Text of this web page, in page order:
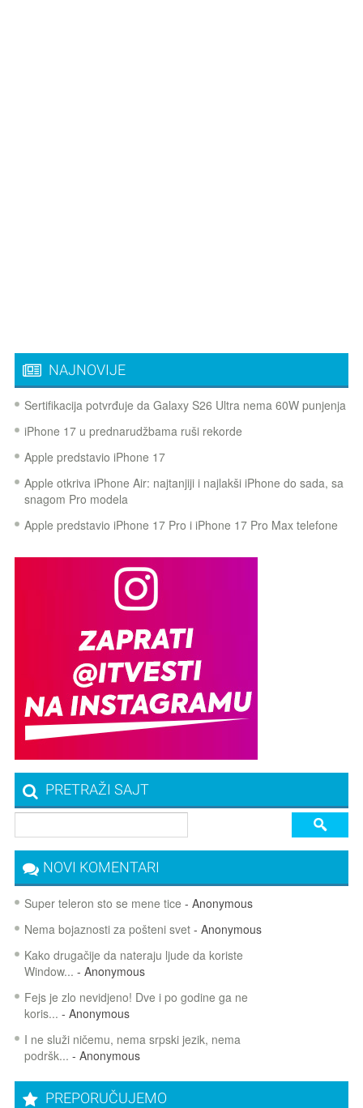
NAJNOVIJE
Sertifikacija potvrđuje da Galaxy S26 Ultra nema 60W punjenja
iPhone 17 u prednarudžbama ruši rekorde
Apple predstavio iPhone 17
Apple otkriva iPhone Air: najtanjiji i najlakši iPhone do sada, sa
snagom Pro modela
Apple predstavio iPhone 17 Pro i iPhone 17 Pro Max telefone
PRETRAŽI SAJT
NOVI KOMENTARI
Super teleron sto se mene tice - Anonymous
Nema bojaznosti za pošteni svet- Anonymous
Kako drugačije da nateraju ljude da koriste
Window... - Anonymous
Fejs je zlo nevidjeno! Dve i po godine ga ne
koris... - Anonymous
I ne služi ničemu, nema srpski jezik, nema
podršk... - Anonymous
PREPORUČUJEMO